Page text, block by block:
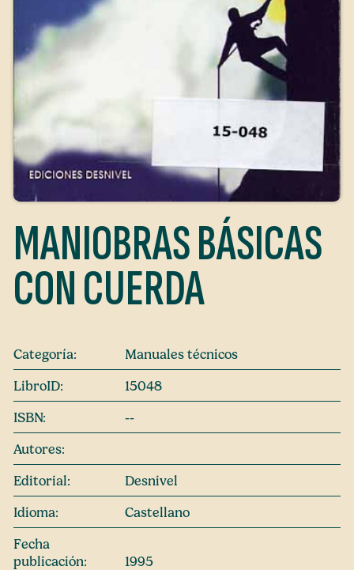
MANIOBRAS BÁSICAS
CON CUERDA
Categoría:
Manuales técnicos
LibroID:
15048
ISBN:
--
Autores:
Editorial:
Desnivel
Idioma:
Castellano
Fecha
publicación:
1995